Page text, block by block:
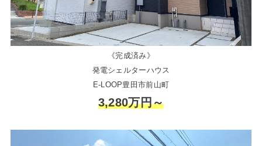
《完成済み》
発電シェルターハウス
E-LOOP豊田市前山町
3,280万円～